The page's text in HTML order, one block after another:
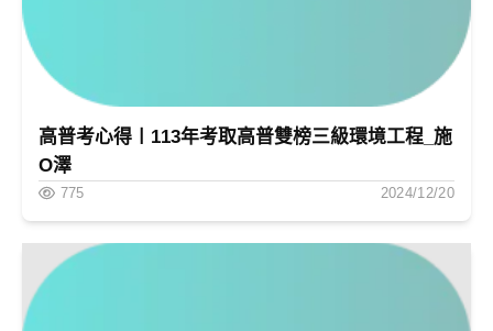
高普考心得〡113年考取高普雙榜三級環境工程_施
O澤
775 2024/12/20